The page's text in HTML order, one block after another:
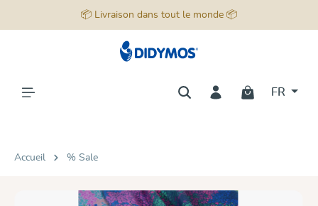
📦 Livraison dans tout le monde 📦
FR
Accueil % Sale
Ignorer la galerie d'images